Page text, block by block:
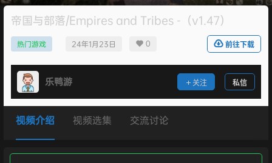
帝国与部落/Empires and Tribes -（v1.47）
热门游戏 24年1月23日 0 前往下载
乐鸭游 关注 私信
视频介绍 视频选集 交流讨论